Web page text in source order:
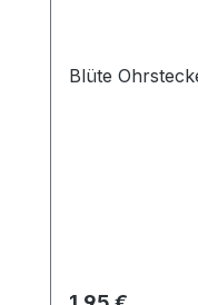
Blüte